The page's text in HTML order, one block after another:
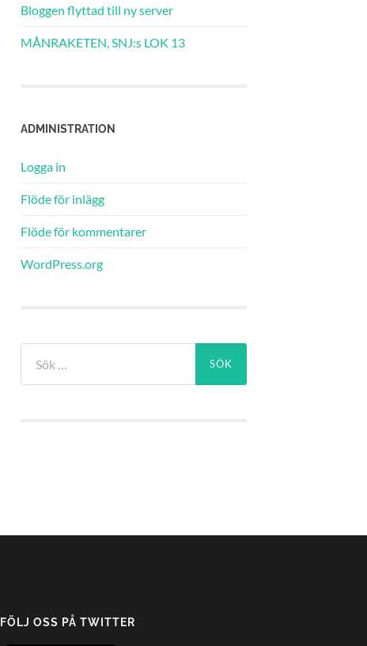
Bloggen flyttad till ny server
MÅNRAKETEN, SNJ:s LOK 13
ADMINISTRATION
Logga in
Flöde för inlägg
Flöde för kommentarer
WordPress.org
efter:
FÖLJ OSS PÅ TWITTER